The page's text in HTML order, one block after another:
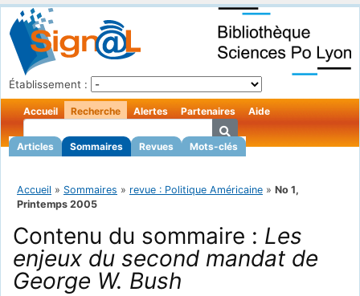
Établissement :
Accueil Recherche
Articles Sommaires Revues Mots-clés
Alertes Partenaires Aide
Accueil » Sommaires » revue : Politique Américaine » No 1,
Printemps 2005
Contenu du sommaire : Les
enjeux du second mandat de
George W. Bush